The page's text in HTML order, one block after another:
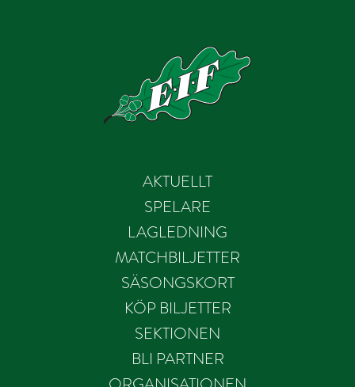
AKTUELLT
SPELARE
LAGLEDNING
MATCHBILJETTER
SÄSONGSKORT
KÖP BILJETTER
SEKTIONEN
BLI PARTNER